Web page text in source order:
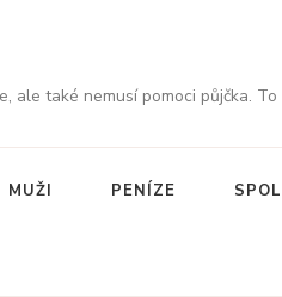
ale také nemusí pomoci půjčka.
MUŽI PENÍZE